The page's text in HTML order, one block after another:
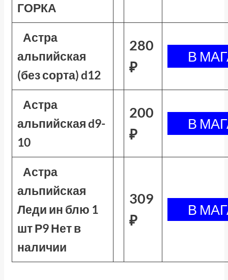
ГОРКА
Астра
альпийская
(без сорта) d12
280
₽
Астра
альпийская d9-
10
200
₽
Астра
альпийская
Леди ин блю 1
шт Р9 Нет в
наличии
309
₽